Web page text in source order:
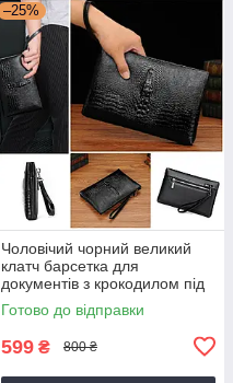
–25%
Чоловічий чорний великий
клатч барсетка для
документів з крокодилом під
рептилію
Готово до відправки
599 ₴ 800 ₴